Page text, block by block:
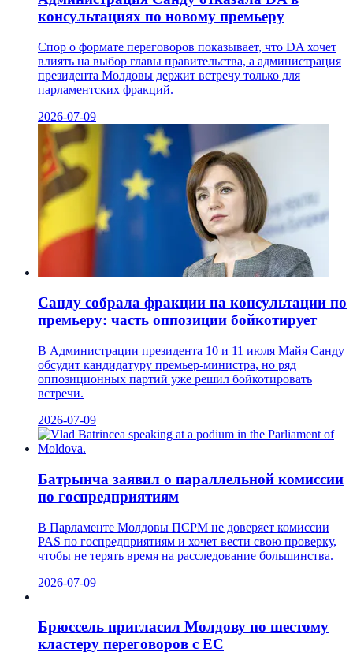
консультациях по новому премьеру
Спор о формате переговоров показывает, что DA хочет
влиять на выбор главы правительства, а администрация
президента Молдовы держит встречу только для
парламентских фракций.
2026-07-09
Санду собрала фракции на консультации по
премьеру: часть оппозиции бойкотирует
В Администрации президента 10 и 11 июля Майя Санду
обсудит кандидатуру премьер-министра, но ряд
оппозиционных партий уже решил бойкотировать
встречи.
2026-07-09
Батрынча заявил о параллельной комиссии
по госпредприятиям
В Парламенте Молдовы ПСРМ не доверяет комиссии
PAS по госпредприятиям и хочет вести свою проверку,
чтобы не терять время на расследование большинства.
2026-07-09
Брюссель пригласил Молдову по шестому
кластеру переговоров с ЕС